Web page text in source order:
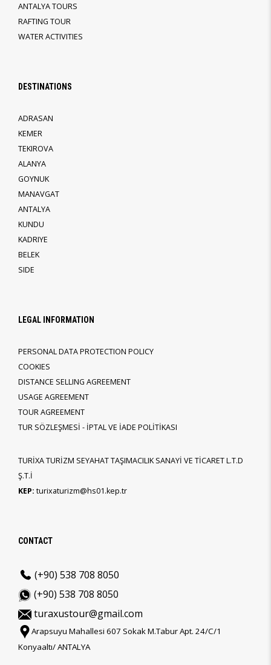
ANTALYA TOURS
RAFTING TOUR
WATER ACTIVITIES
DESTINATIONS
ADRASAN
KEMER
TEKIROVA
ALANYA
GOYNUK
MANAVGAT
ANTALYA
KUNDU
KADRIYE
BELEK
SIDE
LEGAL INFORMATION
PERSONAL DATA PROTECTION POLICY
COOKIES
DISTANCE SELLING AGREEMENT
USAGE AGREEMENT
TOUR AGREEMENT
TUR SÖZLEŞMESİ - İPTAL VE İADE POLİTİKASI
TURİXA TURİZM SEYAHAT TAŞIMACILIK SANAYİ VE TİCARET L.T.D
Ş.T.İ
KEP: turixaturizm@hs01.kep.tr
CONTACT
(+90) 538 708 8050
(+90) 538 708 8050
turaxustour@gmail.com
Arapsuyu Mahallesi 607 Sokak M.Tabur Apt. 24/C/1
Konyaaltı/ ANTALYA